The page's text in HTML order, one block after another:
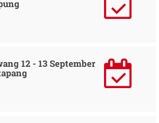
12 - 13 September